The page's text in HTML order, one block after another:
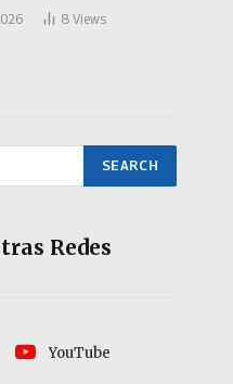
8 Views
Redes
YouTube